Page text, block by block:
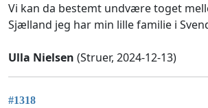
Vi kan da bestemt undvære toget
Sjælland jeg har min lille familie i
Ulla Nielsen (Struer, 2024-12-13)
#1318